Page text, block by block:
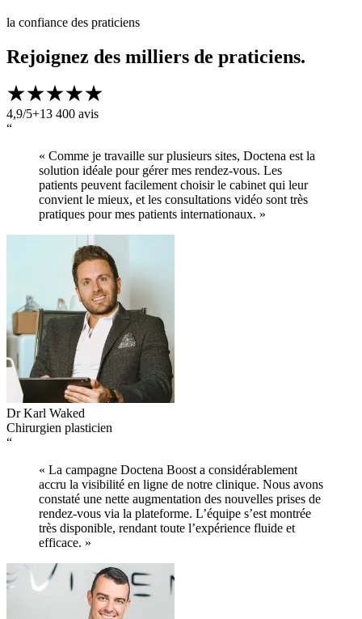
la confiance des praticiens
Rejoignez des milliers de praticiens.
4,9/5+13 400 avis
“
« Comme je travaille sur plusieurs sites, Doctena est la
solution idéale pour gérer mes rendez-vous. Les
patients peuvent facilement choisir le cabinet qui leur
convient le mieux, et les consultations vidéo sont très
pratiques pour mes patients internationaux. »
Dr Karl Waked
Chirurgien plasticien
“
« La campagne Doctena Boost a considérablement
accru la visibilité en ligne de notre clinique. Nous avons
constaté une nette augmentation des nouvelles prises de
rendez-vous via la plateforme. L’équipe s’est montrée
très disponible, rendant toute l’expérience fluide et
efficace. »